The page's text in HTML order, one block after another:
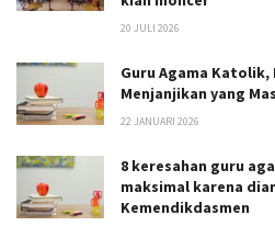
20 JULI 2026
Guru Agama
Menjanjikan yang
22 JANUARI 2026
8 keresahan guru
maksimal karena
Kemendikdasmen